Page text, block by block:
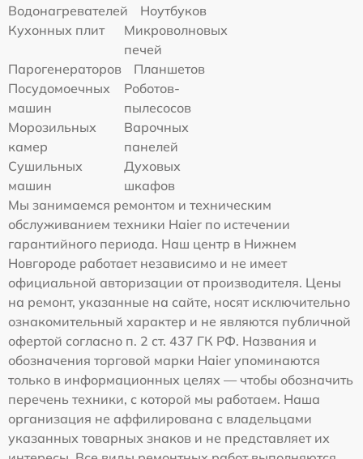
Водонагревателей
Ноутбуков
Кухонных плит
Микроволновых
печей
Парогенераторов
Планшетов
Посудомоечных
машин
Роботов-
пылесосов
Морозильных
камер
Варочных
панелей
Сушильных
машин
Духовых
шкафов
Мы занимаемся ремонтом и техническим
обслуживанием техники Haier по истечении
гарантийного периода. Наш центр в Нижнем
Новгороде работает независимо и не имеет
официальной авторизации от производителя. Цены
на ремонт, указанные на сайте, носят исключительно
ознакомительный характер и не являются публичной
офертой согласно п. 2 ст. 437 ГК РФ. Названия и
обозначения торговой марки Haier упоминаются
только в информационных целях — чтобы обозначить
перечень техники, с которой мы работаем. Наша
организация не аффилирована с владельцами
указанных товарных знаков и не представляет их